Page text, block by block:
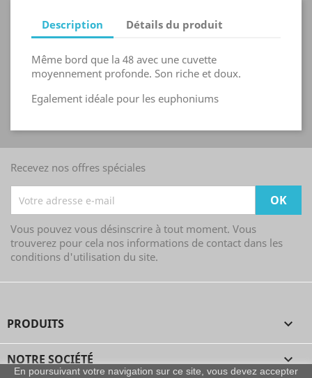
Description Détails du produit
Même bord que la 48 avec une cuvette
moyennement profonde. Son riche et doux.
Egalement idéale pour les euphoniums
Recevez nos offres spéciales
Vous pouvez vous désinscrire à tout moment. Vous
trouverez pour cela nos informations de contact dans les
conditions d'utilisation du site.
PRODUITS 
NOTRE SOCIÉTÉ 
En poursuivant votre navigation sur ce site, vous devez accepter